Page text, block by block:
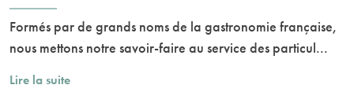
Formés par de grands noms de la gastronomie française,
nous mettons notre savoir-faire au service des particul...
Lire la suite